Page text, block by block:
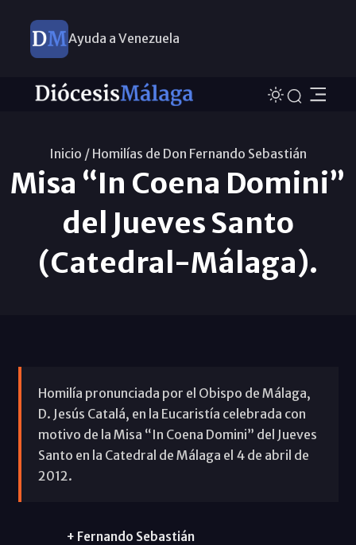
Ayuda a Venezuela
Inicio / Homilías de Don Fernando Sebastián
Misa “In Coena Domini”
del Jueves Santo
(Catedral-Málaga).
Homilía pronunciada por el Obispo de Málaga,
D. Jesús Catalá, en la Eucaristía celebrada con
motivo de la Misa “In Coena Domini” del Jueves
Santo en la Catedral de Málaga el 4 de abril de
2012.
+ Fernando Sebastián